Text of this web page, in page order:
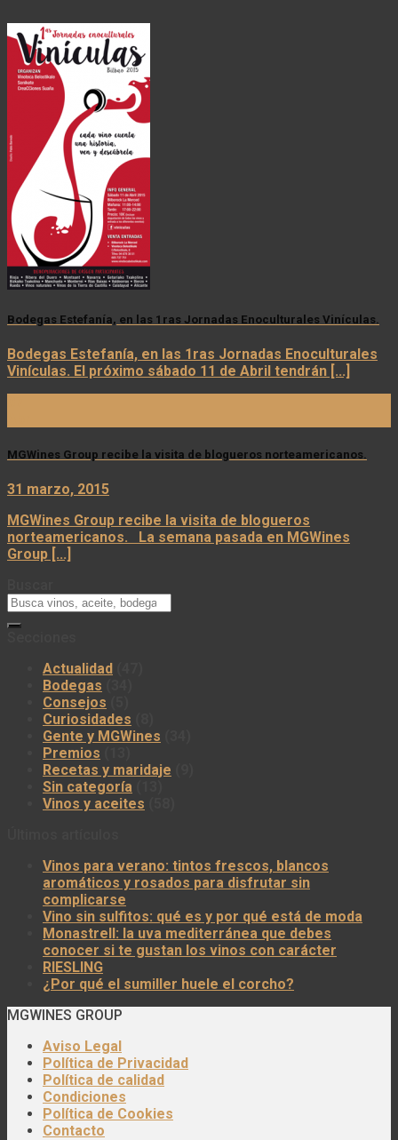
Bodegas Estefanía, en las 1ras Jornadas Enoculturales Vinículas.
Bodegas Estefanía, en las 1ras Jornadas Enoculturales
Vinículas. El próximo sábado 11 de Abril tendrán [...]
MGWines Group recibe la visita de blogueros norteamericanos.
31 marzo, 2015
MGWines Group recibe la visita de blogueros
norteamericanos. La semana pasada en MGWines
Group [...]
Actualidad
Bodegas
Consejos
Curiosidades
Gente y MGWines
Premios
Recetas y maridaje
Sin categoría
Vinos y aceites
Vinos para verano: tintos frescos, blancos
aromáticos y rosados para disfrutar sin
complicarse
Vino sin sulfitos: qué es y por qué está de moda
Monastrell: la uva mediterránea que debes
conocer si te gustan los vinos con carácter
RIESLING
¿Por qué el sumiller huele el corcho?
MGWINES GROUP
Aviso Legal
Política de Privacidad
Política de calidad
Condiciones
Política de Cookies
Contacto